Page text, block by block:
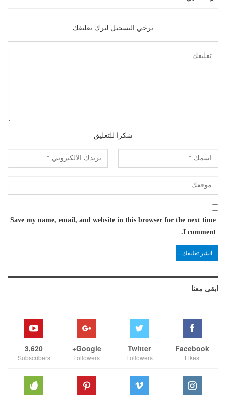
يرجي التسجيل لترك تعليقك
شكرا للتعليق
Save my name, email, and website in this browser for the next time
I comment.
ابقى معنا
Facebook
Likes
Twitter
Followers
Google+
Followers
3,620
Subscribers